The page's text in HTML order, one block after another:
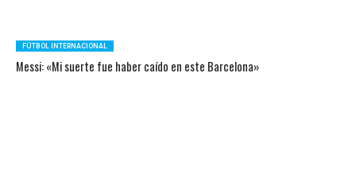
FÚTBOL INTERNACIONAL
Messi: «Mi suerte fue haber caído en este Barcelona»